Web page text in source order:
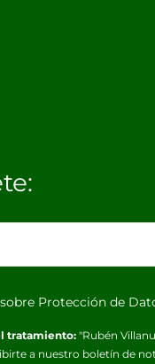
Protección de
tratamiento:"Rubén
a nuestro boletín de